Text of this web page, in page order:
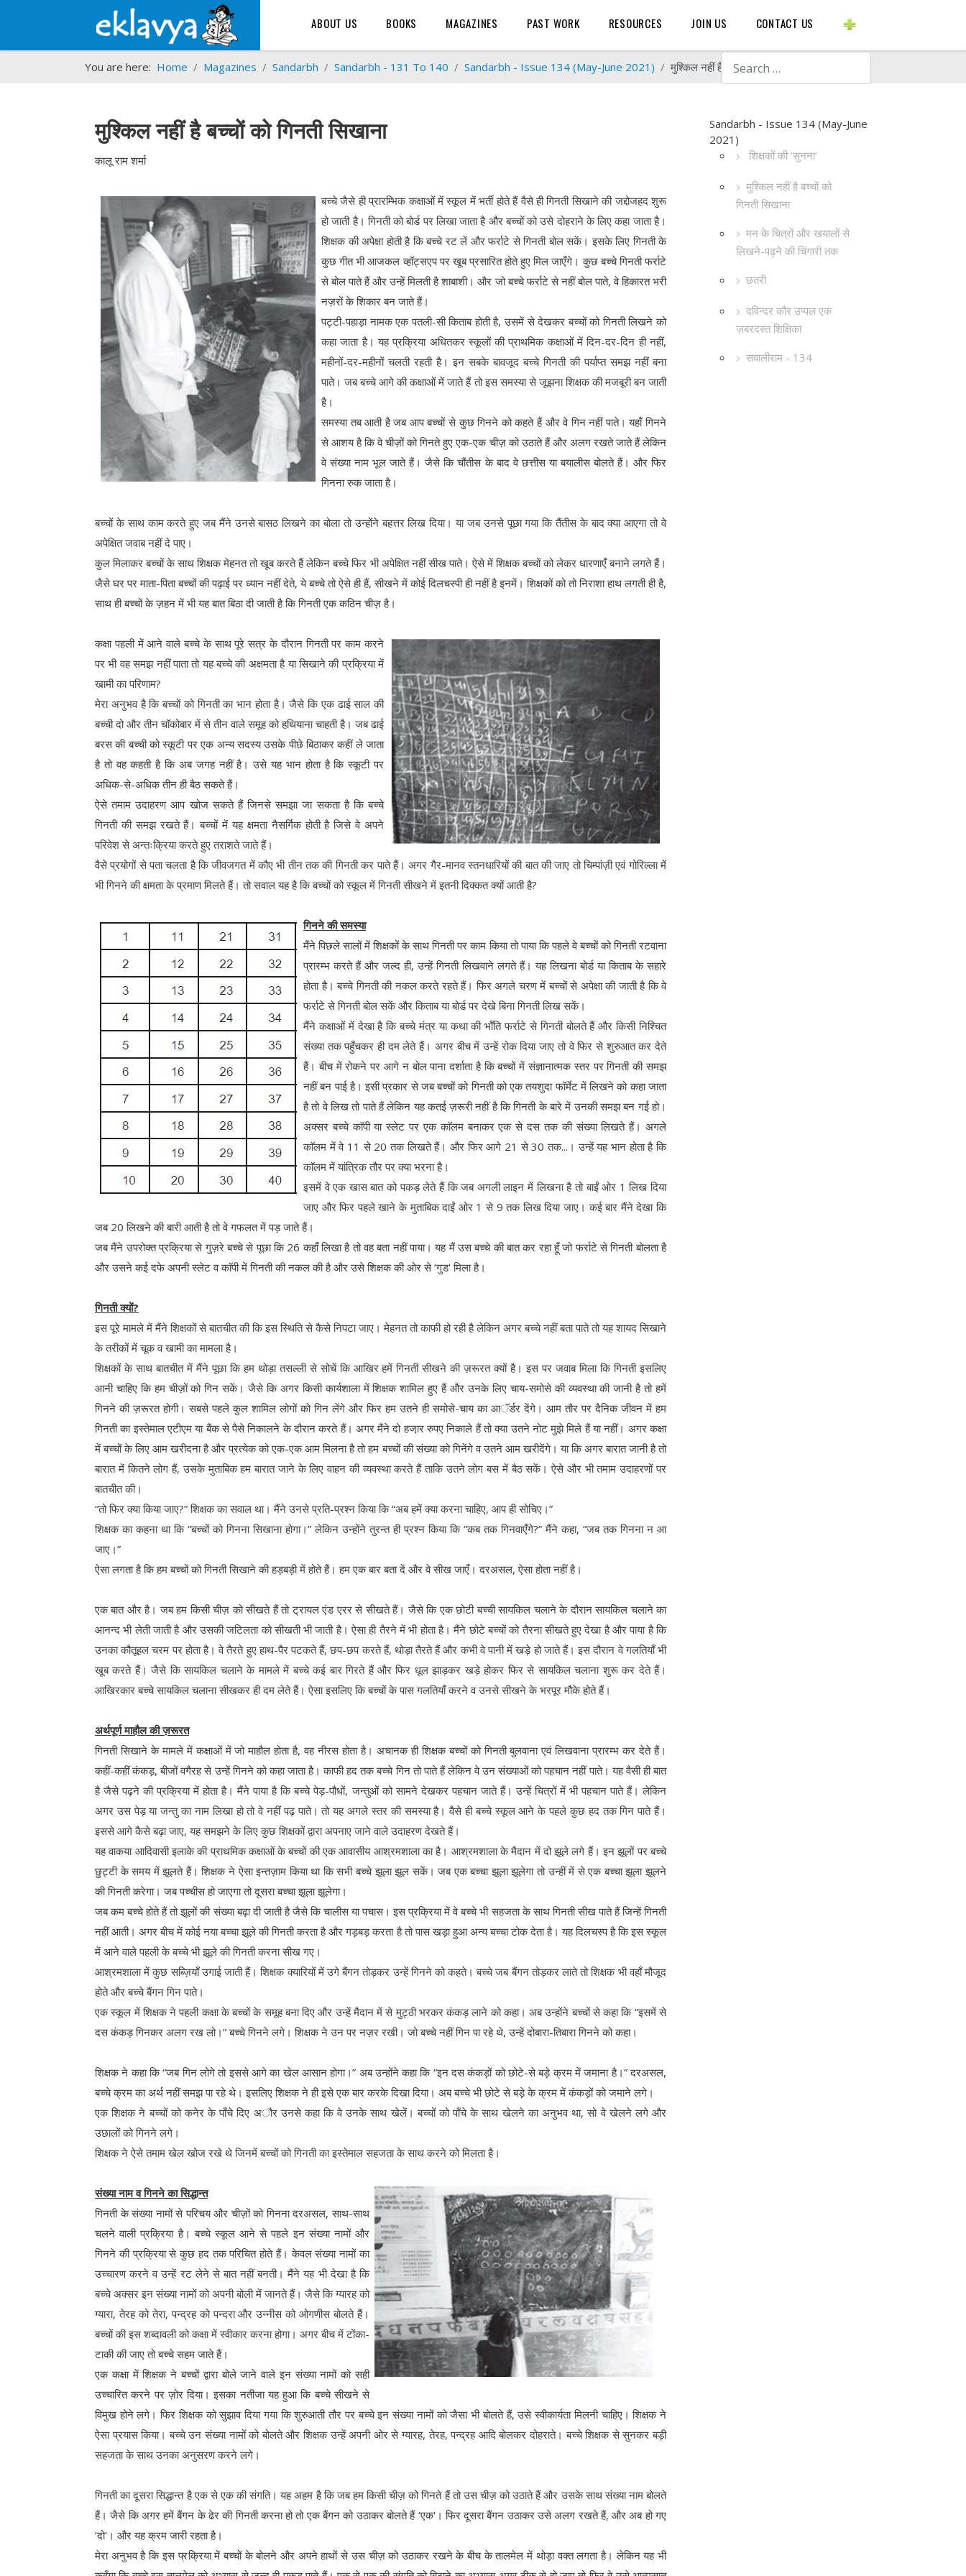
Search
ABOUT US BOOKS MAGAZINES PAST WORK RESOURCES JOIN US CONTACT US
You are here: Home Magazines Sandarbh Sandarbh - 131 To 140 Sandarbh - Issue 134 (May-June 2021) मुश्किल नहीं है बच्चों को गिनती सिखाना
Sandarbh - Issue 134 (May-June
2021)
शिक्षकों की ‘सुनना’
मुश्किल नहीं है बच्चों को
गिनती सिखाना
मन के चित्रों और खयालों से
लिखने-पढ़ने की चिंगारी तक
छतरी
दविन्दर कौर उप्पल एक
ज़बरदस्त शिक्षिका
सवालीराम - 134
मुश्किल नहीं है बच्चों को गिनती सिखाना
कालू राम शर्मा
बच्चे जैसे ही प्रारम्भिक कक्षाओं में स्कूल में भर्ती होते हैं वैसे ही गिनती सिखाने की जद्दोजहद शुरू
हो जाती है। गिनती को बोर्ड पर लिखा जाता है और बच्चों को उसे दोहराने के लिए कहा जाता है।
शिक्षक की अपेक्षा होती है कि बच्चे रट लें और फर्राटे से गिनती बोल सकें। इसके लिए गिनती के
कुछ गीत भी आजकल व्हॉट्सएप पर खूब प्रसारित होते हुए मिल जाएँगे। कुछ बच्चे गिनती फर्राटे
से बोल पाते हैं और उन्हें मिलती है शाबाशी। और जो बच्चे फर्राटे से नहीं बोल पाते, वे हिकारत भरी
नज़रों के शिकार बन जाते हैं।
पट्टी-पहाड़ा नामक एक पतली-सी किताब होती है, उसमें से देखकर बच्चों को गिनती लिखने को
कहा जाता है। यह प्रक्रिया अधितकर स्कूलों की प्राथमिक कक्षाओं में दिन-दर-दिन ही नहीं,
महीनों-दर-महीनों चलती रहती है। इन सबके बावजूद बच्चे गिनती की पर्याप्त समझ नहीं बना
पाते। जब बच्चे आगे की कक्षाओं में जाते हैं तो इस समस्या से जूझना शिक्षक की मजबूरी बन जाती
है।
समस्या तब आती है जब आप बच्चों से कुछ गिनने को कहते हैं और वे गिन नहीं पाते। यहाँ गिनने
से आशय है कि वे चीज़ों को गिनते हुए एक-एक चीज़ को उठाते हैं और अलग रखते जाते हैं लेकिन
वे संख्या नाम भूल जाते हैं। जैसे कि चौंतीस के बाद वे छत्तीस या बयालीस बोलते हैं। और फिर
गिनना रुक जाता है।
बच्चों के साथ काम करते हुए जब मैंने उनसे बासठ लिखने का बोला तो उन्होंने बहत्तर लिख दिया। या जब उनसे पूछा गया कि तैंतीस के बाद क्या आएगा तो वे
अपेक्षित जवाब नहीं दे पाए।
कुल मिलाकर बच्चों के साथ शिक्षक मेहनत तो खूब करते हैं लेकिन बच्चे फिर भी अपेक्षित नहीं सीख पाते। ऐसे में शिक्षक बच्चों को लेकर धारणाएँ बनाने लगते हैं।
जैसे घर पर माता-पिता बच्चों की पढ़ाई पर ध्यान नहीं देते, ये बच्चे तो ऐसे ही हैं, सीखने में कोई दिलचस्पी ही नहीं है इनमें। शिक्षकों को तो निराशा हाथ लगती ही है,
साथ ही बच्चों के ज़हन में भी यह बात बिठा दी जाती है कि गिनती एक कठिन चीज़ है।
कक्षा पहली में आने वाले बच्चे के साथ पूरे सत्र के दौरान गिनती पर काम करने
पर भी वह समझ नहीं पाता तो यह बच्चे की अक्षमता है या सिखाने की प्रक्रिया में
खामी का परिणाम?
मेरा अनुभव है कि बच्चों को गिनती का भान होता है। जैसे कि एक ढाई साल की
बच्ची दो और तीन चॉकोबार में से तीन वाले समूह को हथियाना चाहती है। जब ढाई
बरस की बच्ची को स्कूटी पर एक अन्य सदस्य उसके पीछे बिठाकर कहीं ले जाता
है तो वह कहती है कि अब जगह नहीं है। उसे यह भान होता है कि स्कूटी पर
अधिक-से-अधिक तीन ही बैठ सकते हैं।
ऐसे तमाम उदाहरण आप खोज सकते हैं जिनसे समझा जा सकता है कि बच्चे
गिनती की समझ रखते हैं। बच्चों में यह क्षमता नैसर्गिक होती है जिसे वे अपने
परिवेश से अन्तःक्रिया करते हुए तराशते जाते हैं।
वैसे प्रयोगों से पता चलता है कि जीवजगत में कौए भी तीन तक की गिनती कर पाते हैं। अगर गैर-मानव स्तनधारियों की बात की जाए तो चिम्पांज़ी एवं गोरिल्ला में
भी गिनने की क्षमता के प्रमाण मिलते हैं। तो सवाल यह है कि बच्चों को स्कूल में गिनती सीखने में इतनी दिक्कत क्यों आती है?
गिनने की समस्या
मैंने पिछले सालों में शिक्षकों के साथ गिनती पर काम किया तो पाया कि पहले वे बच्चों को गिनती रटवाना
प्रारम्भ करते हैं और जल्द ही, उन्हें गिनती लिखवाने लगते हैं। यह लिखना बोर्ड या किताब के सहारे
होता है। बच्चे गिनती की नकल करते रहते हैं। फिर अगले चरण में बच्चों से अपेक्षा की जाती है कि वे
फर्राटे से गिनती बोल सकें और किताब या बोर्ड पर देखे बिना गिनती लिख सकें।
मैंने कक्षाओं में देखा है कि बच्चे मंत्र या कथा की भाँति फर्राटे से गिनती बोलते हैं और किसी निश्चित
संख्या तक पहुँचकर ही दम लेते हैं। अगर बीच में उन्हें रोक दिया जाए तो वे फिर से शुरुआत कर देते
हैं। बीच में रोकने पर आगे न बोल पाना दर्शाता है कि बच्चों में संज्ञानात्मक स्तर पर गिनती की समझ
नहीं बन पाई है। इसी प्रकार से जब बच्चों को गिनती को एक तयशुदा फॉर्मेट में लिखने को कहा जाता
है तो वे लिख तो पाते हैं लेकिन यह कतई ज़रूरी नहीं है कि गिनती के बारे में उनकी समझ बन गई हो।
अक्सर बच्चे काॅपी या स्लेट पर एक काॅलम बनाकर एक से दस तक की संख्या लिखते हैं। अगले
काॅलम में वे 11 से 20 तक लिखते हैं। और फिर आगे 21 से 30 तक...। उन्हें यह भान होता है कि
काॅलम में यांत्रिक तौर पर क्या भरना है।
इसमें वे एक खास बात को पकड़ लेते हैं कि जब अगली लाइन में लिखना है तो बाईं ओर 1 लिख दिया
जाए और फिर पहले खाने के मुताबिक दाईं ओर 1 से 9 तक लिख दिया जाए। कई बार मैंने देखा कि
जब 20 लिखने की बारी आती है तो वे गफलत में पड़ जाते हैं।
जब मैंने उपरोक्त प्रक्रिया से गुज़रे बच्चे से पूछा कि 26 कहाँ लिखा है तो वह बता नहीं पाया। यह मैं उस बच्चे की बात कर रहा हूँ जो फर्राटे से गिनती बोलता है
और उसने कई दफे अपनी स्लेट व काॅपी में गिनती की नकल की है और उसे शिक्षक की ओर से ‘गुड' मिला है।
गिनती क्यों?
इस पूरे मामले में मैंने शिक्षकों से बातचीत की कि इस स्थिति से कैसे निपटा जाए। मेहनत तो काफी हो रही है लेकिन अगर बच्चे नहीं बता पाते तो यह शायद सिखाने
के तरीकों में चूक व खामी का मामला है।
शिक्षकों के साथ बातचीत में मैंने पूछा कि हम थोड़ा तसल्ली से सोचें कि आखिर हमें गिनती सीखने की ज़रूरत क्यों है। इस पर जवाब मिला कि गिनती इसलिए
आनी चाहिए कि हम चीज़ों को गिन सकें। जैसे कि अगर किसी कार्यशाला में शिक्षक शामिल हुए हैं और उनके लिए चाय-समोसे की व्यवस्था की जानी है तो हमें
गिनने की ज़रूरत होगी। सबसे पहले कुल शामिल लोगों को गिन लेंगे और फिर हम उतने ही समोसे-चाय का आॅर्डर देंगे। आम तौर पर दैनिक जीवन में हम
गिनती का इस्तेमाल एटीएम या बैंक से पैसे निकालने के दौरान करते हैं। अगर मैंने दो हजा़र रुपए निकाले हैं तो क्या उतने नोट मुझे मिले हैं या नहीं। अगर कक्षा
में बच्चों के लिए आम खरीदना है और प्रत्येक को एक-एक आम मिलना है तो हम बच्चों की संख्या को गिनेंगे व उतने आम खरीदेंगे। या कि अगर बारात जानी है तो
बारात में कितने लोग हैं, उसके मुताबिक हम बारात जाने के लिए वाहन की व्यवस्था करते हैं ताकि उतने लोग बस में बैठ सकें। ऐसे और भी तमाम उदाहरणों पर
बातचीत की।
“तो फिर क्या किया जाए?” शिक्षक का सवाल था। मैंने उनसे प्रति-प्रश्न किया कि “अब हमें क्या करना चाहिए, आप ही सोचिए।”
शिक्षक का कहना था कि “बच्चों को गिनना सिखाना होगा।” लेकिन उन्होंने तुरन्त ही प्रश्न किया कि “कब तक गिनवाएँगे?” मैंने कहा, “जब तक गिनना न आ
जाए।”
ऐसा लगता है कि हम बच्चों को गिनती सिखाने की हड़बड़ी में होते हैं। हम एक बार बता दें और वे सीख जाएँ। दरअसल, ऐसा होता नहीं है।
एक बात और है। जब हम किसी चीज़ को सीखते हैं तो ट्रायल एंड एरर से सीखते हैं। जैसे कि एक छोटी बच्ची सायकिल चलाने के दौरान सायकिल चलाने का
आनन्द भी लेती जाती है और उसकी जटिलता को सीखती भी जाती है। ऐसा ही तैरने में भी होता है। मैंने छोटे बच्चों को तैरना सीखते हुए देखा है और पाया है कि
उनका कौतूहल चरम पर होता है। वे तैरते हुए हाथ-पैर पटकते हैं, छप-छप करते हैं, थोड़ा तैरते हैं और कभी वे पानी में खड़े हो जाते हैं। इस दौरान वे गलतियाँ भी
खूब करते हैं। जैसे कि सायकिल चलाने के मामले में बच्चे कई बार गिरते हैं और फिर धूल झाड़कर खड़े होकर फिर से सायकिल चलाना शुरू कर देते हैं।
आखिरकार बच्चे सायकिल चलाना सीखकर ही दम लेते हैं। ऐसा इसलिए कि बच्चों के पास गलतियाँ करने व उनसे सीखने के भरपूर मौके होते हैं।
अर्थपूर्ण माहौल की ज़रूरत
गिनती सिखाने के मामले में कक्षाओं में जो माहौल होता है, वह नीरस होता है। अचानक ही शिक्षक बच्चों को गिनती बुलवाना एवं लिखवाना प्रारम्भ कर देते हैं।
कहीं-कहीं कंकड़, बीजों वगैरह से उन्हें गिनने को कहा जाता है। काफी हद तक बच्चे गिन तो पाते हैं लेकिन वे उन संख्याओं को पहचान नहीं पाते। यह वैसी ही बात
है जैसे पढ़ने की प्रक्रिया में होता है। मैंने पाया है कि बच्चे पेड़-पौधों, जन्तुओं को सामने देखकर पहचान जाते हैं। उन्हें चित्रों में भी पहचान पाते हैं। लेकिन
अगर उस पेड़ या जन्तु का नाम लिखा हो तो वे नहीं पढ़ पाते। तो यह अगले स्तर की समस्या है। वैसे ही बच्चे स्कूल आने के पहले कुछ हद तक गिन पाते हैं।
इससे आगे कैसे बढ़ा जाए, यह समझने के लिए कुछ शिक्षकों द्वारा अपनाए जाने वाले उदाहरण देखते हैं।
यह वाकया आदिवासी इलाके की प्राथमिक कक्षाओं के बच्चों की एक आवासीय आश्रमशाला का है। आश्रमशाला के मैदान में दो झूले लगे हैं। इन झूलों पर बच्चे
छुट्टी के समय में झूलते हैं। शिक्षक ने ऐसा इन्तज़ाम किया था कि सभी बच्चे झूला झूल सकें। जब एक बच्चा झूला झूलेगा तो उन्हीं में से एक बच्चा झूला झूलने
की गिनती करेगा। जब पच्चीस हो जाएगा तो दूसरा बच्चा झूला झूलेगा।
जब कम बच्चे होते हैं तो झूलों की संख्या बढ़ा दी जाती है जैसे कि चालीस या पचास। इस प्रक्रिया में वे बच्चे भी सहजता के साथ गिनती सीख पाते हैं जिन्हें गिनती
नहीं आती। अगर बीच में कोई नया बच्चा झूले की गिनती करता है और गड़बड़ करता है तो पास खड़ा हुआ अन्य बच्चा टोक देता है। यह दिलचस्प है कि इस स्कूल
में आने वाले पहली के बच्चे भी झूले की गिनती करना सीख गए।
आश्रमशाला में कुछ सब्ज़ियाँ उगाई जाती हैं। शिक्षक क्यारियों में उगे बैंगन तोड़कर उन्हें गिनने को कहते। बच्चे जब बैंगन तोड़कर लाते तो शिक्षक भी वहाँ मौजूद
होते और बच्चे बैंगन गिन पाते।
एक स्कूल में शिक्षक ने पहली कक्षा के बच्चों के समूह बना दिए और उन्हें मैदान में से मुट्ठी भरकर कंकड़ लाने को कहा। अब उन्होंने बच्चों से कहा कि “इसमें से
दस कंकड़ गिनकर अलग रख लो।” बच्चे गिनने लगे। शिक्षक ने उन पर नज़र रखी। जो बच्चे नहीं गिन पा रहे थे, उन्हें दोबारा-तिबारा गिनने को कहा।
शिक्षक ने कहा कि “जब गिन लोगे तो इससे आगे का खेल आसान होगा।” अब उन्होंने कहा कि “इन दस कंकड़ों को छोटे-से बड़े क्रम में जमाना है।” दरअसल,
बच्चे क्रम का अर्थ नहीं समझ पा रहे थे। इसलिए शिक्षक ने ही इसे एक बार करके दिखा दिया। अब बच्चे भी छोटे से बड़े के क्रम में कंकड़ों को जमाने लगे।
एक शिक्षक ने बच्चों को कनेर के पाँचे दिए अौर उनसे कहा कि वे उनके साथ खेलें। बच्चों को पाँचे के साथ खेलने का अनुभव था, सो वे खेलने लगे और
उछालों को गिनने लगे।
शिक्षक ने ऐसे तमाम खेल खोज रखे थे जिनमें बच्चों को गिनती का इस्तेमाल सहजता के साथ करने को मिलता है।
संख्या नाम व गिनने का सिद्धान्त
गिनती के संख्या नामों से परिचय और चीज़ों को गिनना दरअसल, साथ-साथ
चलने वाली प्रक्रिया है। बच्चे स्कूल आने से पहले इन संख्या नामों और
गिनने की प्रक्रिया से कुछ हद तक परिचित होते हैं। केवल संख्या नामों का
उच्चारण करने व उन्हें रट लेने से बात नहीं बनती। मैंने यह भी देखा है कि
बच्चे अक्सर इन संख्या नामों को अपनी बोली में जानते हैं। जैसे कि ग्यारह को
ग्यारा, तेरह को तेरा, पन्द्रह को पन्दरा और उन्नीस को ओगणीस बोलते हैं।
बच्चों की इस शब्दावली को कक्षा में स्वीकार करना होगा। अगर बीच में टोंका-
टाकी की जाए तो बच्चे सहम जाते हैं।
एक कक्षा में शिक्षक ने बच्चों द्वारा बोले जाने वाले इन संख्या नामों को सही
उच्चारित करने पर ज़ोर दिया। इसका नतीजा यह हुआ कि बच्चे सीखने से
विमुख होने लगे। फिर शिक्षक को सुझाव दिया गया कि शुरुआती तौर पर बच्चे इन संख्या नामों को जैसा भी बोलते हैं, उसे स्वीकार्यता मिलनी चाहिए। शिक्षक ने
ऐसा प्रयास किया। बच्चे उन संख्या नामों को बोलते और शिक्षक उन्हें अपनी ओर से ग्यारह, तेरह, पन्द्रह आदि बोलकर दोहराते। बच्चे शिक्षक से सुनकर बड़ी
सहजता के साथ उनका अनुसरण करने लगे।
गिनती का दूसरा सिद्धान्त है एक से एक की संगति। यह अहम है कि जब हम किसी चीज़ को गिनते हैं तो उस चीज़ को उठाते हैं और उसके साथ संख्या नाम बोलते
हैं। जैसे कि अगर हमें बैंगन के ढेर की गिनती करना हो तो एक बैंगन को उठाकर बोलते हैं ‘एक'। फिर दूसरा बैंगन उठाकर उसे अलग रखते हैं, और अब हो गए
‘दो'। और यह क्रम जारी रहता है।
मेरा अनुभव है कि इस प्रक्रिया में बच्चों के बोलने और अपने हाथों से उस चीज़ को उठाकर रखने के बीच के तालमेल में थोड़ा वक्त लगता है। लेकिन यह भी